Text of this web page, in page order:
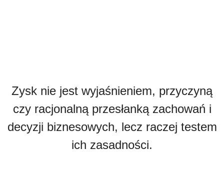
Zysk nie jest wyjaśnieniem, przyczyną
czy racjonalną przesłanką zachowań i
decyzji biznesowych, lecz raczej testem
ich zasadności.